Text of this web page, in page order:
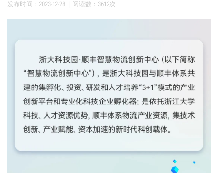
发布时间：2023-12-28 阅读数：3612次